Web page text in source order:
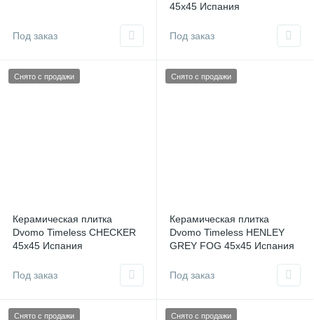
Под заказ
45x45 Испания
Под заказ
Снято с продажи
Керамическая плитка
Dvomo Timeless CHECKER
45x45 Испания
Под заказ
Снято с продажи
Керамическая плитка
Dvomo Timeless HENLEY
GREY FOG 45x45 Испания
Под заказ
Снято с продажи Снято с продажи